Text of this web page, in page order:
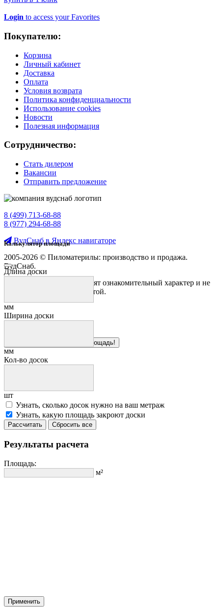
Login to access your Favorites
Покупателю:
Корзина
Личный кабинет
Доставка
Оплата
Условия возврата
Политика конфиденциальности
Использование cookies
Новости
Полезная информация
Сотрудничество:
Стать дилером
Вакансии
Отправить предложение
8 (499) 713-68-88
8 (977) 294-68-88
ВудСнаб в Яндекс навигаторе
2005-2026 © Пиломатерилы: производство и продажа.
ВудСнаб.
Предложения на сайте носят ознакомительный характер и не
являются публичной офертой.
Здесь можно рассчитать площадь!
Калькулятор площади
Длина доски
мм
Ширина доски
мм
Кол-во досок
шт
Узнать, сколько досок нужно на ваш метраж
Узнать, какую площадь закроют доски
Рассчитать Сбросить все
Результаты расчета
Площадь:
м²
Применить